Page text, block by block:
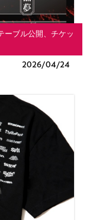
ーブル公開、チケッ
2026/04/24